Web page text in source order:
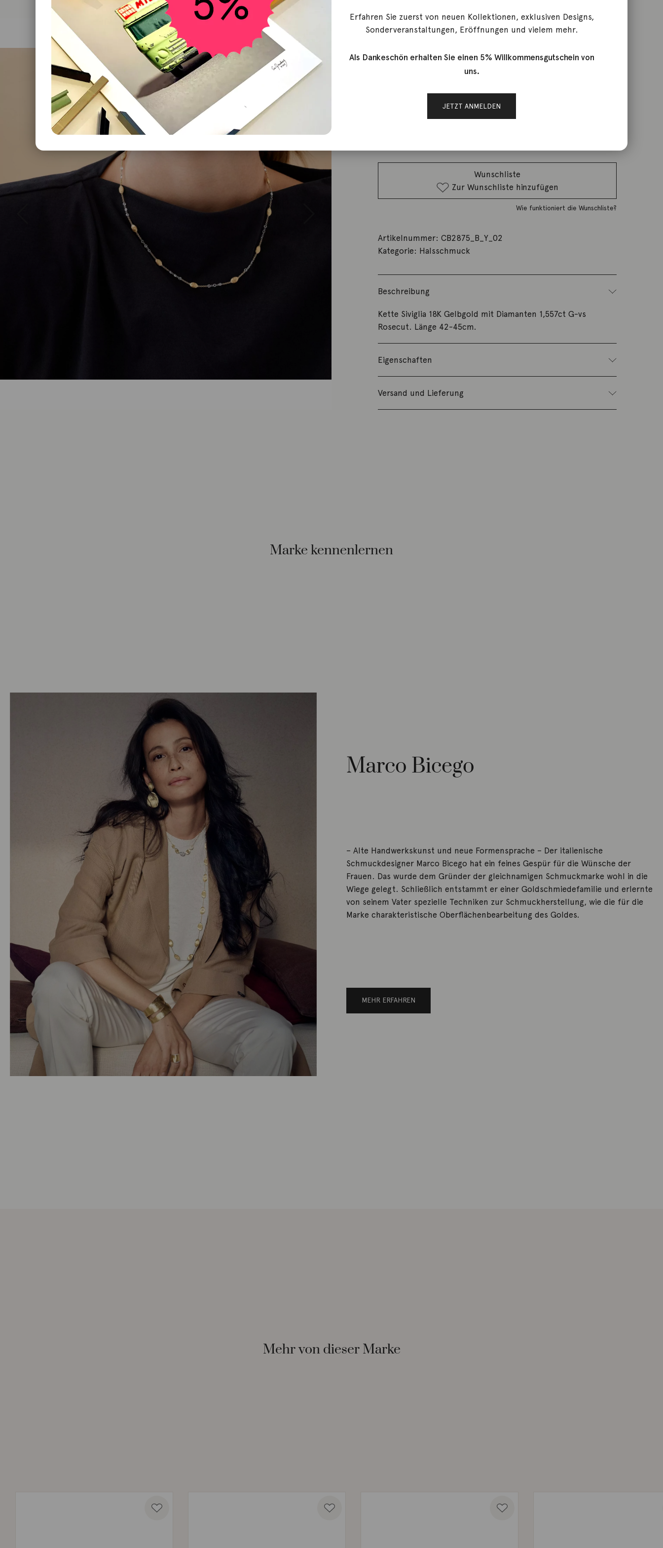
Marco Bicego
Diamanten
18K
Wunschliste
Zur Wunschliste hinzufügen
Wie funktioniert die Wunschliste?
Artikelnummer:CB2875_B_Y_02
Kategorie: Halsschmuck
Beschreibung
Kette Siviglia 18K Gelbgold mit Diamanten 1,557ct G-vs
Rosecut. Länge 42-45cm.
Eigenschaften
Versand und Lieferung
Marke kennenlernen
Marco Bicego
– Alte Handwerkskunst und neue Formensprache – Der italienische
Schmuckdesigner Marco Bicego hat ein feines Gespür für die Wünsche der
Frauen. Das wurde dem Gründer der gleichnamigen Schmuckmarke wohl in die
Wiege gelegt. Schließlich entstammt er einer Goldschmiedefamilie und erlernte
von seinem Vater spezielle Techniken zur Schmuckherstellung, wie die für die
Marke charakteristische Oberflächenbearbeitung des Goldes.
MEHR ERFAHREN
Mehr von dieser Marke
Erfahren Sie zuerst von neuen Kollektionen, exklusiven Designs,
Sonderveranstaltungen, Eröffnungen und vielem mehr.
Als Dankeschön erhalten Sie einen 5% Willkommensgutschein von
uns.
JETZT ANMELDEN